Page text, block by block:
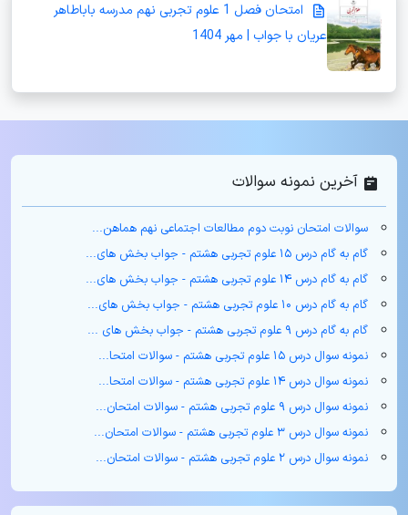
امتحان فصل 1 علوم تجربی نهم مدرسه باباطاهر
عریان با جواب | مهر 1404
آخرین نمونه سوالات
سوالات امتحان نوبت دوم مطالعات اجتماعی نهم هماهن...
گام به گام درس ۱۵ علوم تجربی هشتم - جواب بخش های...
گام به گام درس ۱۴ علوم تجربی هشتم - جواب بخش های...
گام به گام درس ۱۰ علوم تجربی هشتم - جواب بخش های...
گام به گام درس ۹ علوم تجربی هشتم - جواب بخش های ...
نمونه سوال درس ۱۵ علوم تجربی هشتم - سوالات امتحا...
نمونه سوال درس ۱۴ علوم تجربی هشتم - سوالات امتحا...
نمونه سوال درس ۹ علوم تجربی هشتم - سوالات امتحان...
نمونه سوال درس ۳ علوم تجربی هشتم - سوالات امتحان...
نمونه سوال درس ۲ علوم تجربی هشتم - سوالات امتحان...